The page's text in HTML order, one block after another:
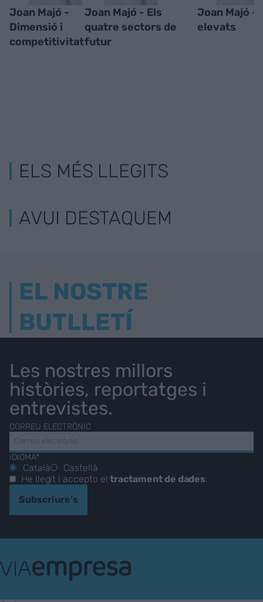
Joan Majó -
Dimensió i
competitivitat
Joan Majó - Els
quatre sectors de
futur
Joan Majó -
elevats
ELS MÉS LLEGITS
AVUI DESTAQUEM
EL NOSTRE
BUTLLETÍ
Les nostres millors
històries, reportatges i
entrevistes.
CORREU ELECTRÒNIC
IDIOMA*
Català
Castellà
He llegit i accepto eltractament de dades.
Subscriure's
Empresa